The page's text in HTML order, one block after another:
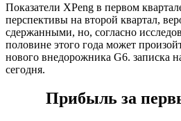
Показатели XPeng в первом
перспективы на второй квартал,
сдержанными, но, согласно
половине этого года может
нового внедорожника G6. записка
сегодня.
Прибыль за